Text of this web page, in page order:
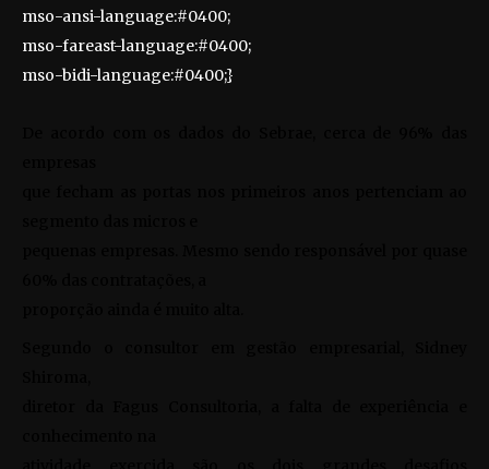
mso-ansi-language:#0400;
mso-fareast-language:#0400;
mso-bidi-language:#0400;}